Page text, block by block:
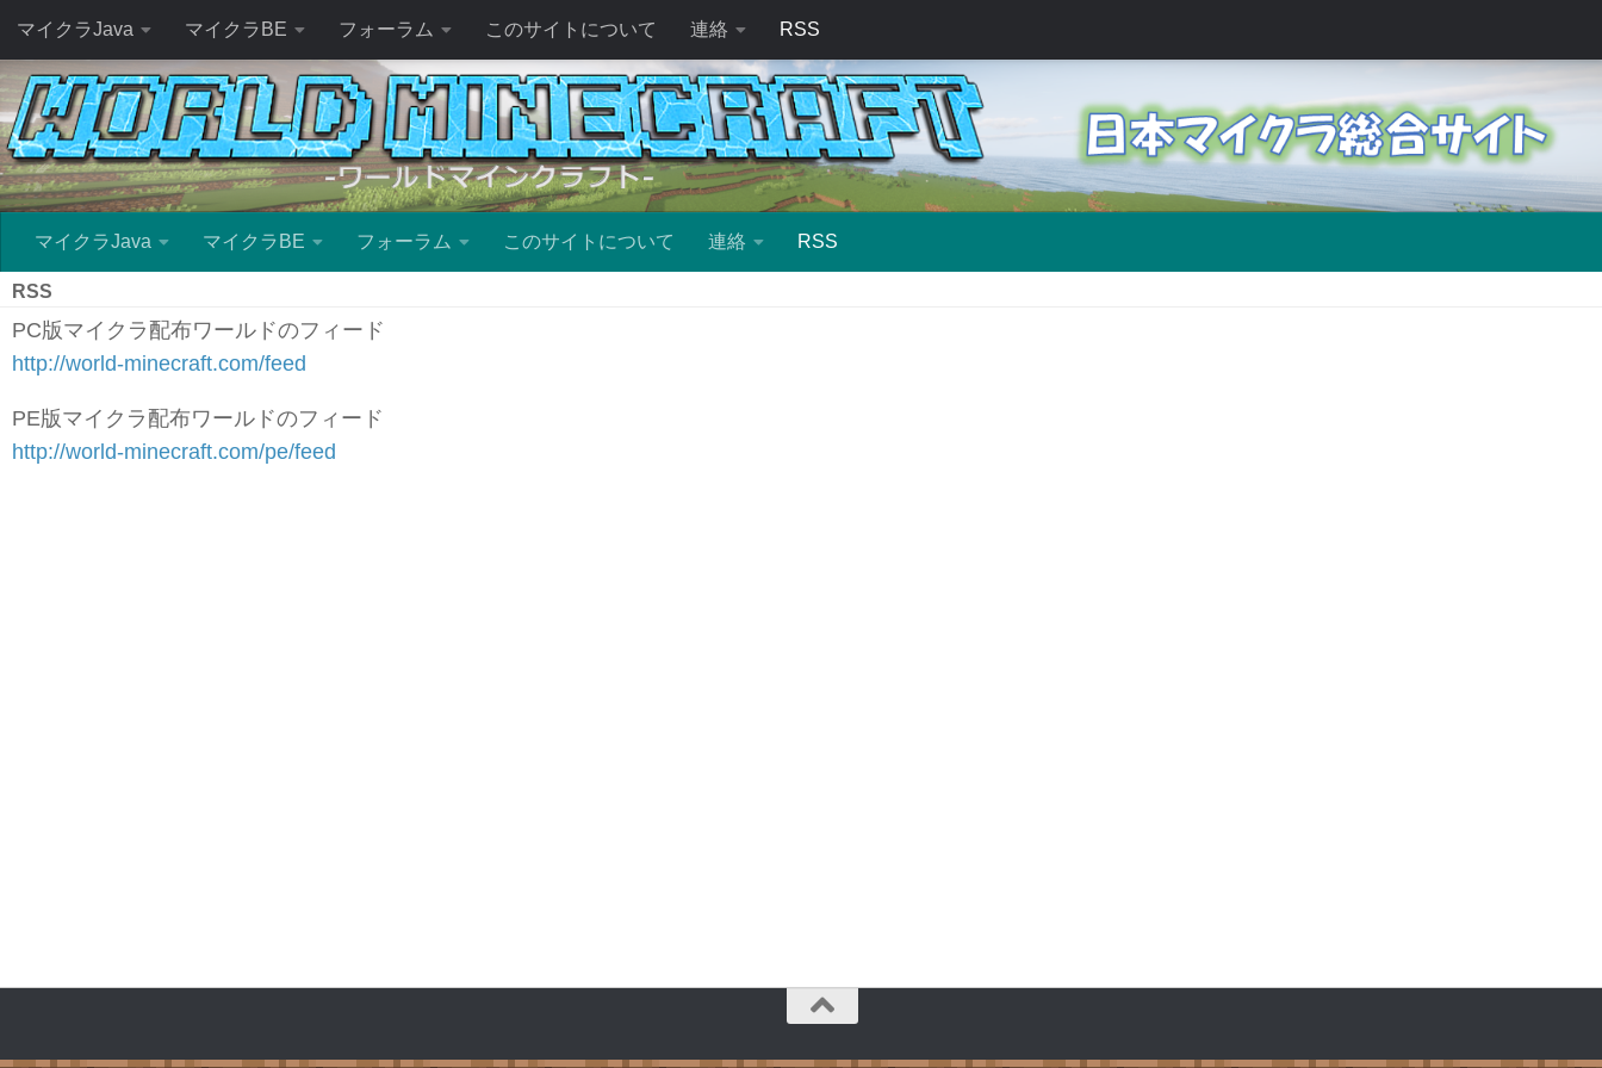
マイクラJava マイクラBE フォーラム このサイトについて 連絡 RSS
マイクラJava マイクラBE フォーラム このサイトについて 連絡 RSS
RSS
PC版マイクラ配布ワールドのフィード
http://world-minecraft.com/feed
PE版マイクラ配布ワールドのフィード
http://world-minecraft.com/pe/feed